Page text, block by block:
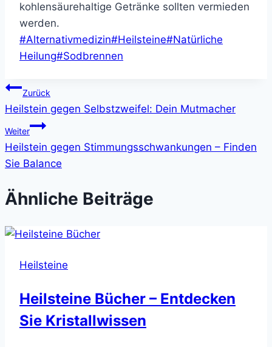
kohlensäurehaltige Getränke sollten vermieden
werden.
Schlagworte:
#Alternativmedizin#Heilsteine#Natürliche
Heilung#Sodbrennen
Beitragsnavigation
Zurück
Heilstein gegen Selbstzweifel: Dein Mutmacher
Weiter
Heilstein gegen Stimmungsschwankungen – Finden
Sie Balance
Ähnliche Beiträge
Heilsteine
Heilsteine Bücher – Entdecken
Sie Kristallwissen